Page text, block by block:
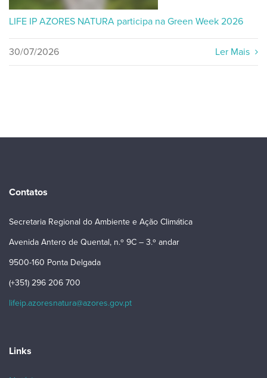
LIFE IP AZORES NATURA participa na Green Week 2026
30/07/2026 Ler Mais
Contatos
Secretaria Regional do Ambiente e Ação Climática
Avenida Antero de Quental, n.º 9C – 3.º andar
9500-160 Ponta Delgada
(+351) 296 206 700
lifeip.azoresnatura@azores.gov.pt
Links